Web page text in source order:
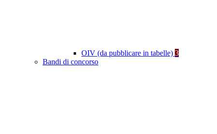
OIV (da pubblicare in tabelle) 3
Bandi di concorso